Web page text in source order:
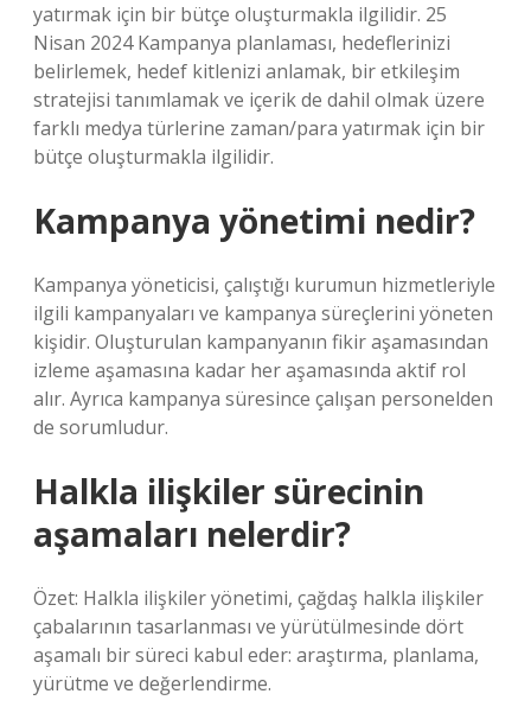
yatırmak için bir bütçe oluşturmakla ilgilidir. 25
Nisan 2024 Kampanya planlaması, hedeflerinizi
belirlemek, hedef kitlenizi anlamak, bir etkileşim
stratejisi tanımlamak ve içerik de dahil olmak üzere
farklı medya türlerine zaman/para yatırmak için bir
bütçe oluşturmakla ilgilidir.
Kampanya yönetimi nedir?
Kampanya yöneticisi, çalıştığı kurumun hizmetleriyle
ilgili kampanyaları ve kampanya süreçlerini yöneten
kişidir. Oluşturulan kampanyanın fikir aşamasından
izleme aşamasına kadar her aşamasında aktif rol
alır. Ayrıca kampanya süresince çalışan personelden
de sorumludur.
Halkla ilişkiler sürecinin
aşamaları nelerdir?
Özet: Halkla ilişkiler yönetimi, çağdaş halkla ilişkiler
çabalarının tasarlanması ve yürütülmesinde dört
aşamalı bir süreci kabul eder: araştırma, planlama,
yürütme ve değerlendirme.